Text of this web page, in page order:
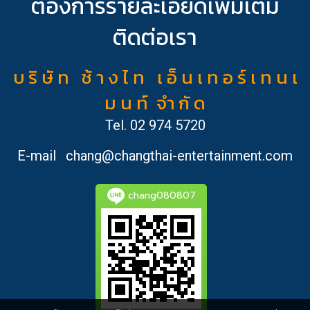
ติดต่อเรา
บ ริ ษั ท ช้ า ง ไ ท เ อ็ น เ ท อ ร์ เ ท น เ
ม น ท์ จำ กั ด
Tel. 02 974 5720
E-mail
chang@changthai-entertainment.com
chang080807